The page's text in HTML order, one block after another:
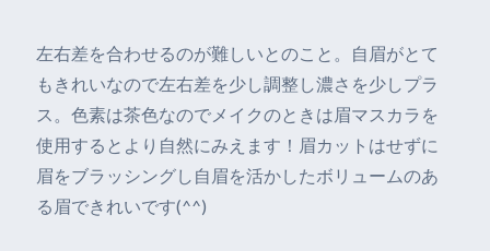
左右差を合わせるのが難しいとのこと。自眉がとて
もきれいなので左右差を少し調整し濃さを少しプラ
ス。色素は茶色なのでメイクのときは眉マスカラを
使用するとより自然にみえます！眉カットはせずに
眉をブラッシングし自眉を活かしたボリュームのあ
る眉できれいです(^^)